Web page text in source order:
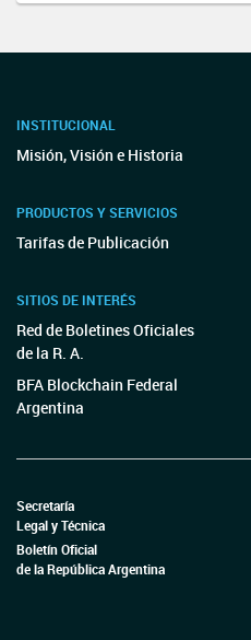
INSTITUCIONAL
Misión, Visión e Historia
PRODUCTOS Y SERVICIOS
Tarifas de Publicación
SITIOS DE INTERÉS
Red de Boletines Oficiales
de la R. A.
BFA Blockchain Federal
Argentina
Secretaría
Legal y Técnica
Boletín Oficial
de la República Argentina